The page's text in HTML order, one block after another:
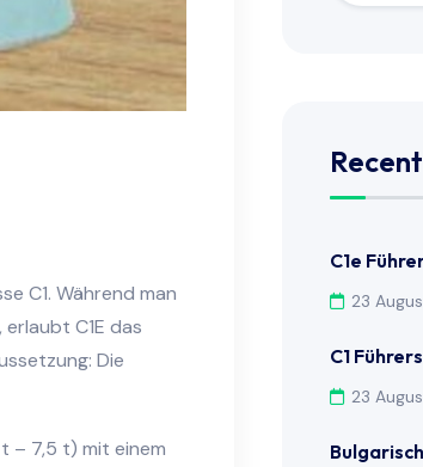
C1. Während man
C1E das
Die
– 7,5 t) mit einem
C1e
23
C1
23